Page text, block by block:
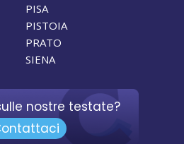
PISA
PISTOIA
PRATO
SIENA
nostre testate?